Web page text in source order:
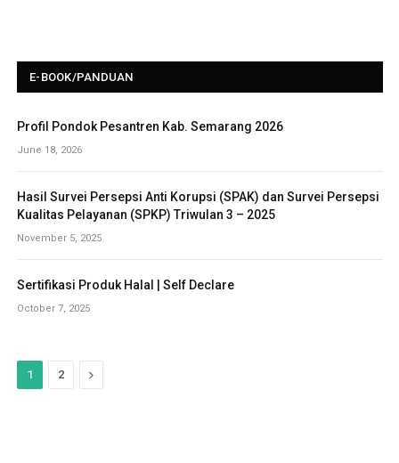
E-BOOK/PANDUAN
Profil Pondok Pesantren Kab. Semarang 2026
June 18, 2026
Hasil Survei Persepsi Anti Korupsi (SPAK) dan Survei Persepsi
Kualitas Pelayanan (SPKP) Triwulan 3 – 2025
November 5, 2025
Sertifikasi Produk Halal | Self Declare
October 7, 2025
1 2
N